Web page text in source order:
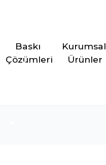
Baskı
Çözümleri
Kurumsal
Ürünler